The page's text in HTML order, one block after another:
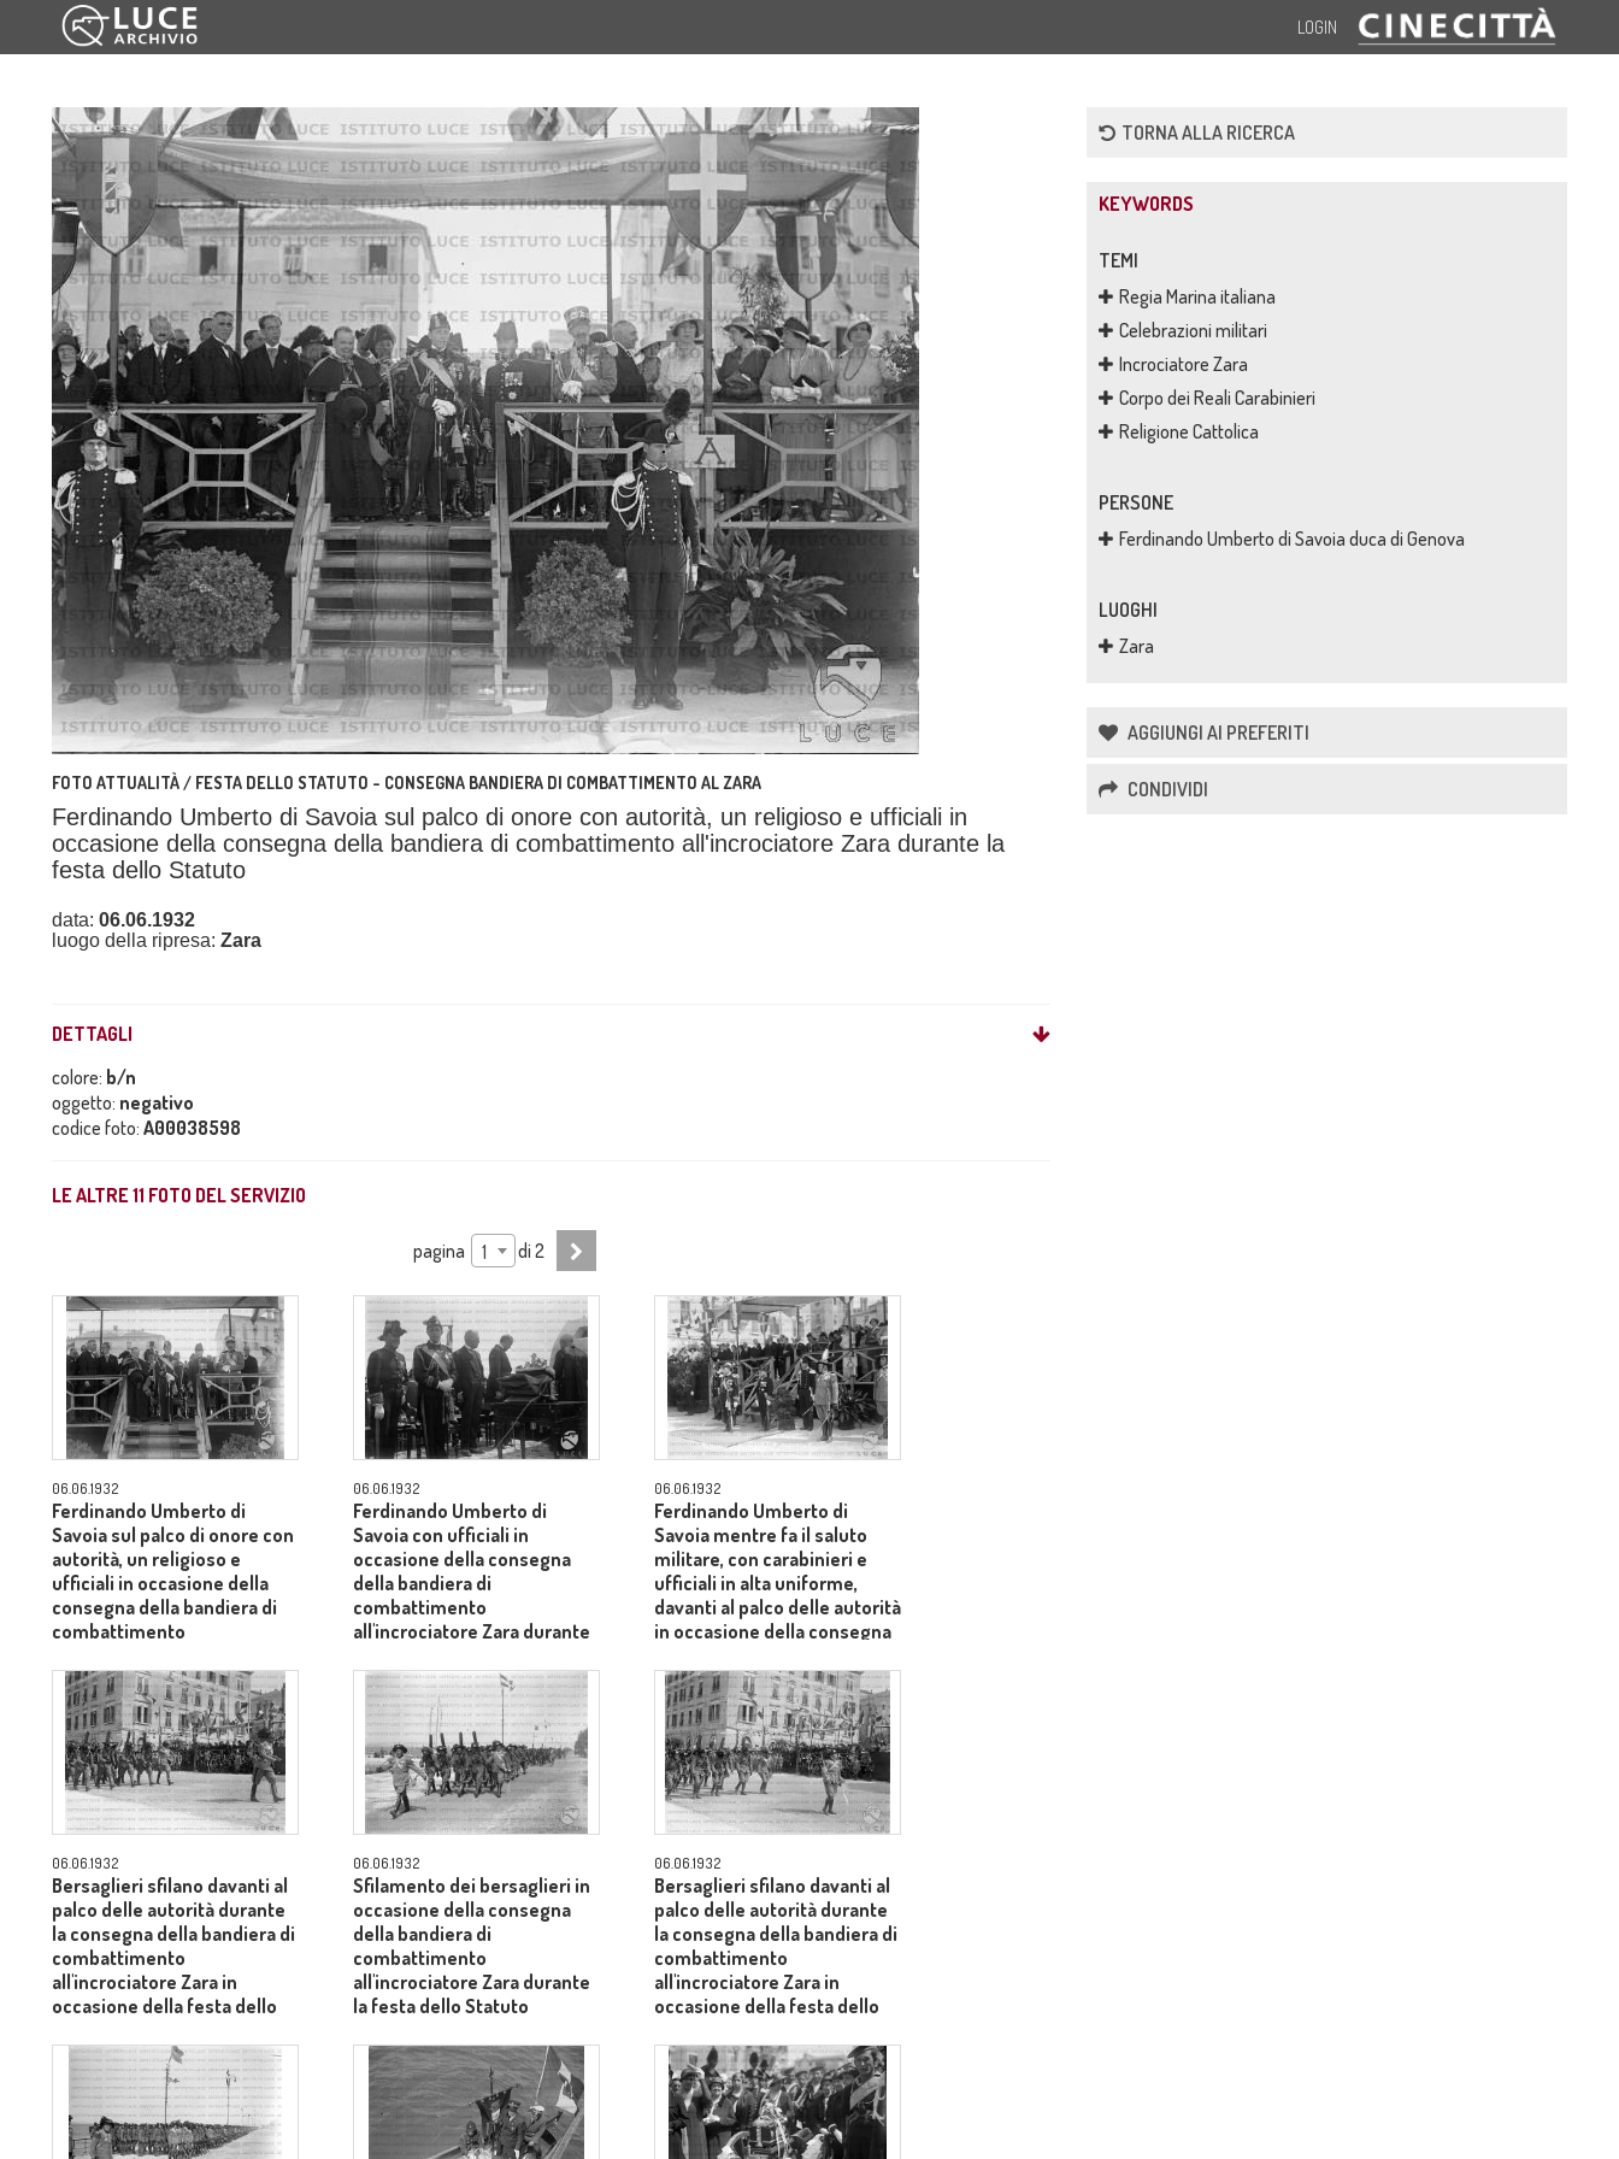
LOGIN
FOTO ATTUALITÀ / FESTA DELLO STATUTO - CONSEGNA BANDIERA DI COMBATTIMENTO AL ZARA
Ferdinando Umberto di Savoia sul palco di onore con autorità, un religioso e ufficiali in
occasione della consegna della bandiera di combattimento all'incrociatore Zara durante la
festa dello Statuto
data: 06.06.1932
luogo della ripresa: Zara
DETTAGLI
colore: b/n
oggetto: negativo
codice foto: A00038598
LE ALTRE11 FOTO DEL SERVIZIO
pagina 1 di2
06.06.1932
Ferdinando Umberto di
Savoia sul palco di onore con
autorità, un religioso e
ufficiali in occasione della
consegna della bandiera di
combattimento
la festa dello Statuto
06.06.1932
Ferdinando Umberto di
Savoia con ufficiali in
occasione della consegna
della bandiera di
combattimento
all'incrociatore Zara durante
06.06.1932
Ferdinando Umberto di
Savoia mentre fa il saluto
militare, con carabinieri e
ufficiali in alta uniforme,
davanti al palco delle autorità
in occasione della consegna
combattimento
all'incrociatore Zara durante
la festa dello Statuto
06.06.1932
Bersaglieri sfilano davanti al
palco delle autorità durante
la consegna della bandiera di
combattimento
all'incrociatore Zara in
occasione della festa dello
06.06.1932
Sfilamento dei bersaglieri in
occasione della consegna
della bandiera di
combattimento
all'incrociatore Zara durante
la festa dello Statuto
06.06.1932
Bersaglieri sfilano davanti al
palco delle autorità durante
la consegna della bandiera di
combattimento
all'incrociatore Zara in
occasione della festa dello
TORNA ALLA RICERCA
KEYWORDS
TEMI
Regia Marina italiana
Celebrazioni militari
Incrociatore Zara
Corpo dei Reali Carabinieri
Religione Cattolica
PERSONE
Ferdinando Umberto di Savoia duca di Genova
LUOGHI
Zara
AGGIUNGI AI PREFERITI
CONDIVIDI